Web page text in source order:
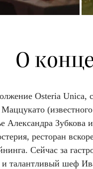
О
Osteria Unica,
Александра
ресторан
Сейчас за
и талантливый шеф